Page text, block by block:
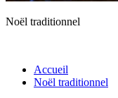
Noël traditionnel
Accueil
Noël traditionnel